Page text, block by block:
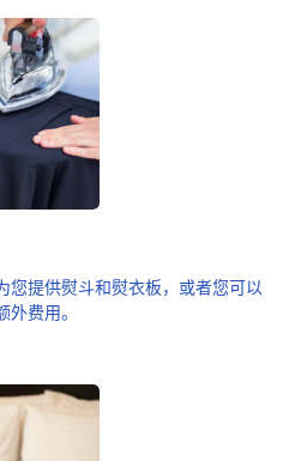
您提供熨斗和熨衣板，或者您可以
费用。